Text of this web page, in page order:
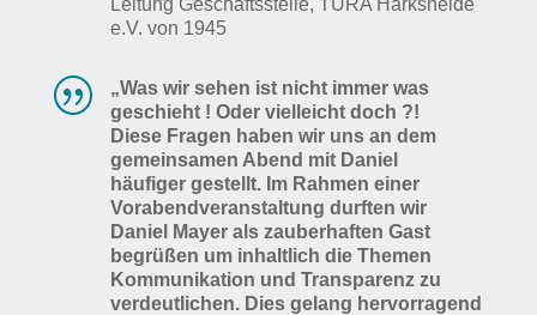
e.V. von 1945
|
„Was wir sehen ist nicht immer was
geschieht ! Oder vielleicht doch ?!
Diese Fragen haben wir uns an dem
gemeinsamen Abend mit Daniel
häufiger gestellt. Im Rahmen einer
Vorabendveranstaltung durften wir
Daniel Mayer als zauberhaften Gast
begrüßen um inhaltlich die Themen
Kommunikation und Transparenz zu
verdeutlichen. Dies gelang hervorragend